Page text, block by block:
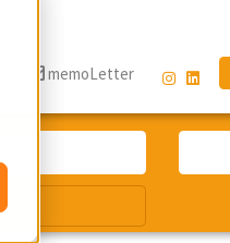
memoLetter